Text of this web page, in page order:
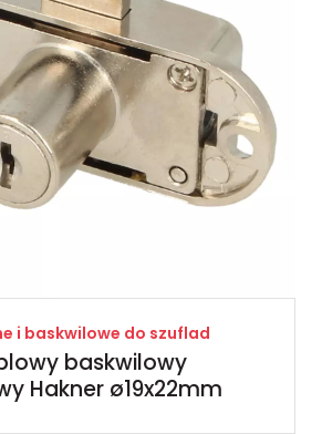
i baskwilowe do szuflad
baskwilowy
Hakner ø19x22mm